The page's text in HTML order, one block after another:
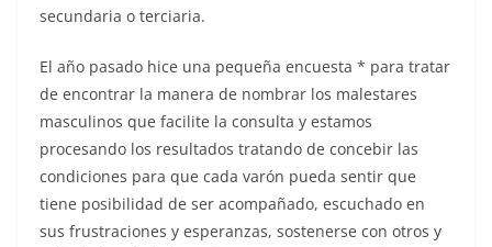
secundaria o terciaria.
El año pasado hice una pequeña encuesta * para tratar
de encontrar la manera de nombrar los malestares
masculinos que facilite la consulta y estamos
procesando los resultados tratando de concebir las
condiciones para que cada varón pueda sentir que
tiene posibilidad de ser acompañado, escuchado en
sus frustraciones y esperanzas, sostenerse con otros y